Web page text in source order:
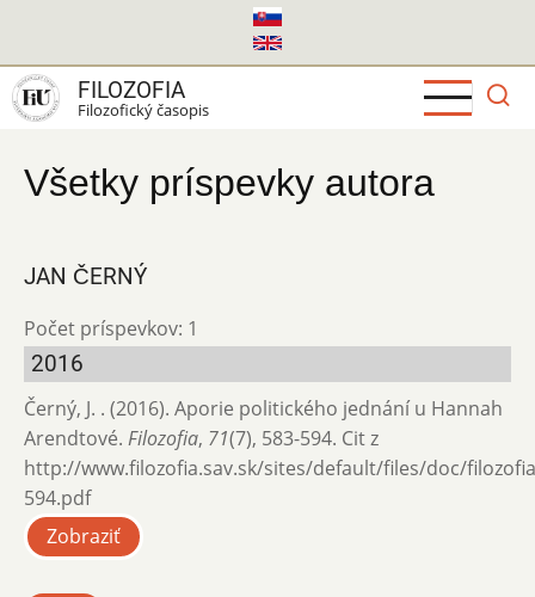
hlavný
obsah
FILOZOFIA
Filozofický časopis
Všetky príspevky autora
JAN ČERNÝ
Počet príspevkov: 1
2016
Černý, J. . (2016). Aporie politického jednání u Hannah
Arendtové. Filozofia, 71(7), 583-594. Cit z
http://www.filozofia.sav.sk/sites/default/files/doc/
594.pdf
Zobraziť